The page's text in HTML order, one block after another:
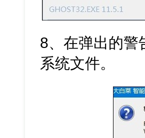
8、在弹出的警
系统文件。